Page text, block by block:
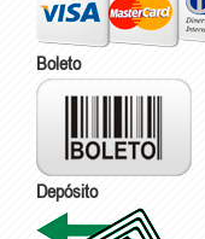
Boleto
Depósito